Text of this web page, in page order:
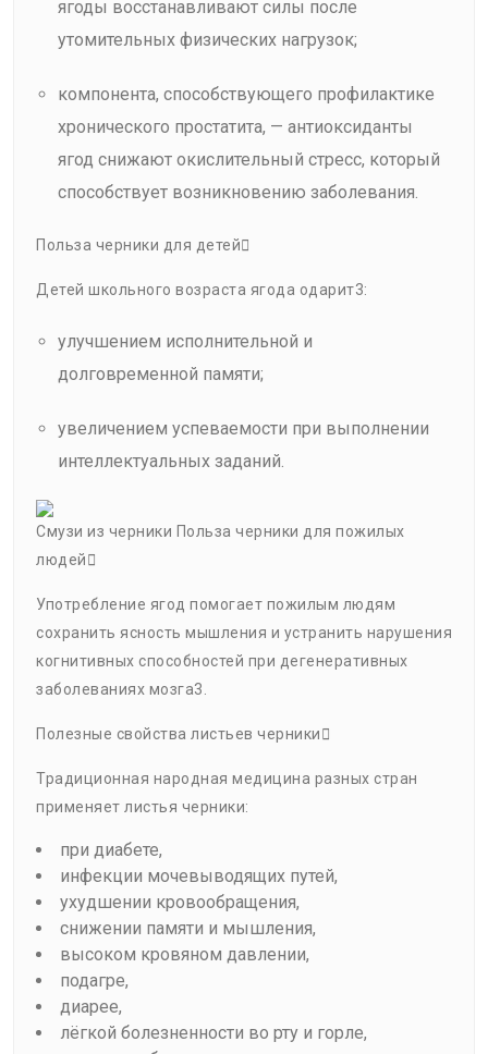
ягоды восстанавливают силы после
утомительных физических нагрузок;
компонента, способствующего профилактике
хронического простатита, — антиоксиданты
ягод снижают окислительный стресс, который
способствует возникновению заболевания.
Польза черники для детей
Детей школьного возраста ягода одарит3:
улучшением исполнительной и
долговременной памяти;
увеличением успеваемости при выполнении
интеллектуальных заданий.
Смузи из черники Польза черники для пожилых
людей
Употребление ягод помогает пожилым людям
сохранить ясность мышления и устранить нарушения
когнитивных способностей при дегенеративных
заболеваниях мозга3.
Полезные свойства листьев черники
Традиционная народная медицина разных стран
применяет листья черники:
при диабете,
инфекции мочевыводящих путей,
ухудшении кровообращения,
снижении памяти и мышления,
высоком кровяном давлении,
подагре,
диарее,
лёгкой болезненности во рту и горле,